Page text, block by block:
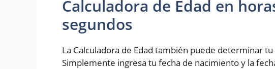
Calculadora de Edad en
segundos
La Calculadora de Edad también puede determinar
Simplemente ingresa tu fecha de nacimiento y la